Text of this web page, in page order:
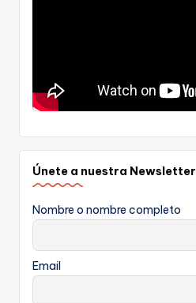
Únete a nuestra Newsletter
Nombre o nombre completo
Email